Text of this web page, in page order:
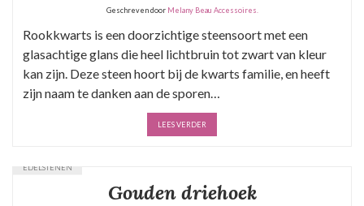
Geschreven door Melany Beau Accessoires.
Rookkwarts is een doorzichtige steensoort met een
glasachtige glans die heel lichtbruin tot zwart van kleur
kan zijn. Deze steen hoort bij de kwarts familie, en heeft
zijn naam te danken aan de sporen…
LEES VERDER
EDELSTENEN
Gouden driehoek